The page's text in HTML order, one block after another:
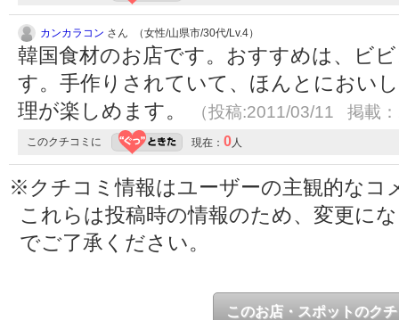
カンカラコン さん （女性/山県市/30代/Lv.4）
韓国食材のお店です。おすすめは、ビ
す。手作りされていて、ほんとにおい
理が楽しめます。
（投稿:2011/03/11 掲載
このクチコミに 現在： 0人
※クチコミ情報はユーザーの主観的なコ
これらは投稿時の情報のため、変更に
でご了承ください。
このお店・スポットのク